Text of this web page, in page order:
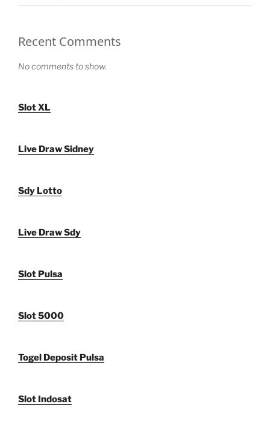
Recent Comments
No comments to show.
Slot XL
Live Draw Sidney
Sdy Lotto
Live Draw Sdy
Slot Pulsa
Slot 5000
Togel Deposit Pulsa
Slot Indosat